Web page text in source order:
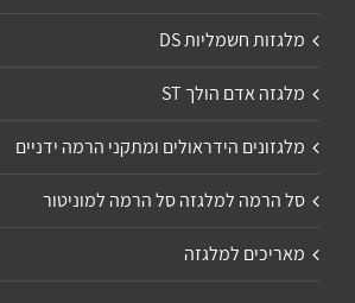
מלגזות חשמליות DS
מלגזה אדם הולך ST
מלגזונים הידראולים ומתקני הרמה ידניים
סל הרמה למלגזה סל הרמה למוניטור
מאריכים למלגזה